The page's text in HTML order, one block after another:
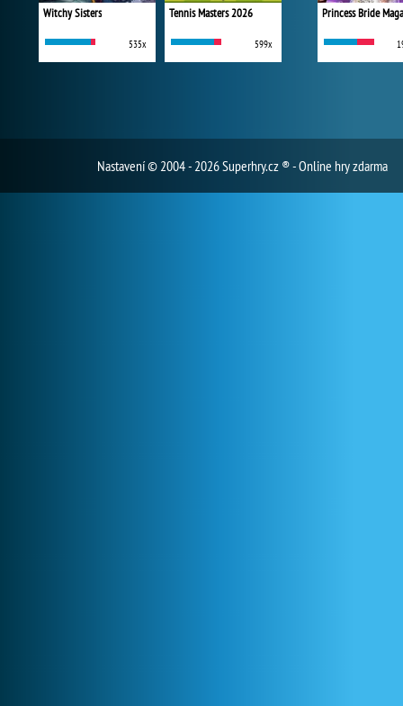
Witchy Sisters
535x
Tennis Masters 2026
599x
Princess Bride
Nastavení© 2004 - 2026 Superhry.cz ® - Online hry zdarma